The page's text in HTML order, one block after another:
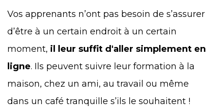
Vos apprenants n’ont pas besoin de s’assurer
d’être à un certain endroit à un certain
moment, il leur suffit d'aller simplement en
ligne. Ils peuvent suivre leur formation à la
maison, chez un ami, au travail ou même
dans un café tranquille s’ils le souhaitent !